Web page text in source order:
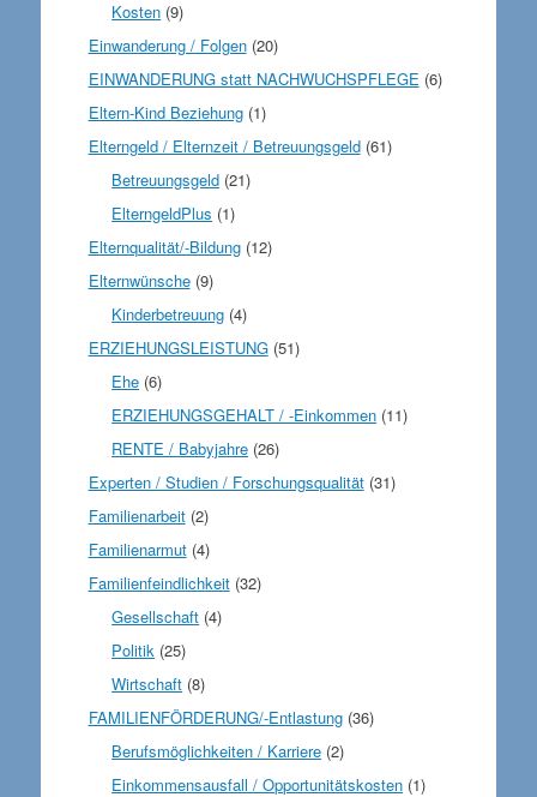
Kosten (9)
Einwanderung / Folgen(20)
EINWANDERUNG statt NACHWUCHSPFLEGE (6)
Eltern-Kind Beziehung(1)
Elterngeld / Elternzeit / Betreuungsgeld(61)
Betreuungsgeld (21)
ElterngeldPlus (1)
Elternqualität/-Bildung(12)
Elternwünsche(9)
Kinderbetreuung (4)
ERZIEHUNGSLEISTUNG(51)
Ehe (6)
ERZIEHUNGSGEHALT / -Einkommen (11)
RENTE / Babyjahre (26)
Experten / Studien / Forschungsqualität(31)
Familienarbeit(2)
Familienarmut(4)
Familienfeindlichkeit(32)
Gesellschaft (4)
Politik (25)
Wirtschaft (8)
FAMILIENFÖRDERUNG/-Entlastung(36)
Berufsmöglichkeiten / Karriere (2)
Einkommensausfall / Opportunitätskosten (1)